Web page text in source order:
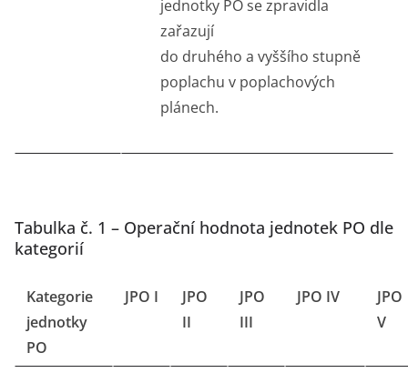
jednotky PO se zpravidla
zařazují
do druhého a vyššího stupně
poplachu v poplachových
plánech.
Tabulka č. 1 – Operační hodnota jednotek PO dle
kategorií
Kategorie
jednotky
PO
JPO I
JPO
II
JPO
III
JPO IV
JPO
V